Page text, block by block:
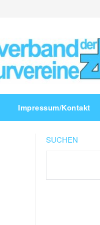
Impressum/Kontakt
SUCHEN